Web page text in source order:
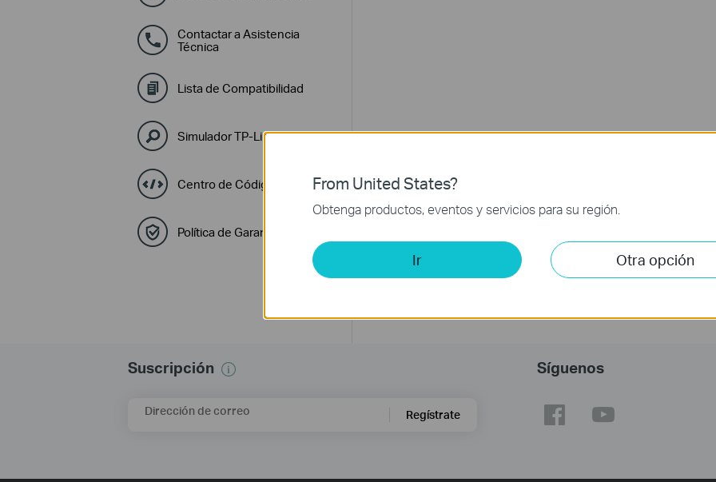
Contactar a Asistencia
Técnica
Lista de Compatibilidad
Simulador TP-Link
Centro de Códigos GPL
Política de Garantía y RMA
Suscripción
Dirección de correo Regístrate
Síguenos
From United States?
Obtenga productos, eventos y servicios para su región.
Ir Otra opción